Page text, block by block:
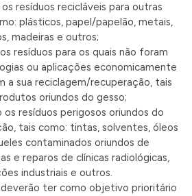
os resíduos recicláveis para outras
plásticos, papel/papelão, metais,
madeiras e outros;
os resíduos para os quais não foram
ou aplicações economicamente
a sua reciclagem/recuperação, tais
oriundos do gesso;
os resíduos perigosos oriundos do
tais como: tintas, solventes, óleos
contaminados oriundos de
e reparos de clínicas radiológicas,
industriais e outros.
ter como objetivo prioritário